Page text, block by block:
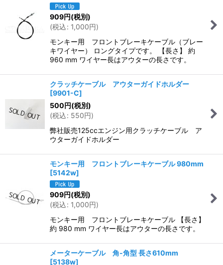
909円(税別)
(税込: 1,000円)
モンキー用 フロントブレーキケーブル（ブレー
キワイヤー） ロングタイプです。 【長さ】 約
960 mm ワイヤー長はアウターの長さです。
クラッチケーブル アウターガイドホルダー
[9901-C]
500円(税別)
(税込: 550円)
弊社販売125ccエンジン用クラッチケーブル ア
ウターガイドホルダー
モンキー用 フロントブレーキケーブル 980mm
[5142w]
909円(税別)
(税込: 1,000円)
モンキー用 フロントブレーキケーブル 【長さ】
約 980 mm ワイヤー長はアウターの長さです。
メーターケーブル 角-角型 長さ610mm
[5138w]